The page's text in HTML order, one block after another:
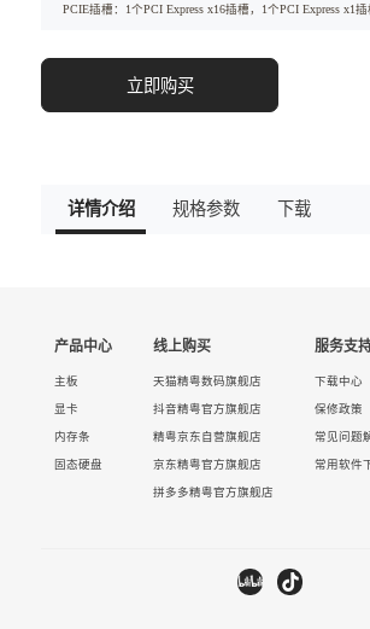
PCIE插槽：1个PCI Express x16插槽，1个PCI Express x1插
立即购买
详情介绍 规格参数 下载
产品中心
主板
显卡
内存条
固态硬盘
线上购买
天猫精粤数码旗舰店
抖音精粤官方旗舰店
精粤京东自营旗舰店
京东精粤官方旗舰店
拼多多精粤官方旗舰店
服务支
下载中心
保修政策
常见问题
常用软件